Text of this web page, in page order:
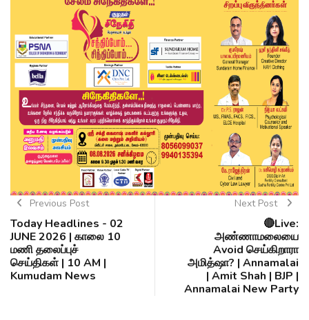
Previous Post
Today Headlines - 02
JUNE 2026 | காலை 10
மணி தலைப்புச்
செய்திகள் | 10 AM |
Kumudam News
Next Post
🔴Live:
அண்ணாமலையை
Avoid செய்கிறாரா
அமித்ஷா? | Annamalai
| Amit Shah | BJP |
Annamalai New Party